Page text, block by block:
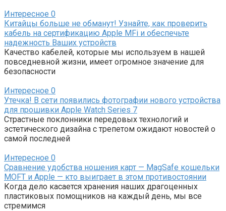
Интересное 0
Китайцы больше не обманут! Узнайте, как проверить
кабель на сертификацию Apple MFi и обеспечьте
надежность Ваших устройств
Качество кабелей, которые мы используем в нашей
повседневной жизни, имеет огромное значение для
безопасности
Интересное 0
Утечка! В сети появились фотографии нового устройства
для прошивки Apple Watch Series 7
Страстные поклонники передовых технологий и
эстетического дизайна с трепетом ожидают новостей о
самой последней
Интересное 0
Сравнение удобства ношения карт — MagSafe кошельки
MOFT и Apple — кто выиграет в этом противостоянии
Когда дело касается хранения наших драгоценных
пластиковых помощников на каждый день, мы все
стремимся